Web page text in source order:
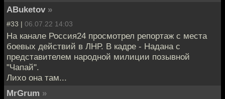
ABuketov »
#33 | 06.07.22 14:03
На канале Россия24 просмотрел репортаж с места
боевых действий в ЛНР. В кадре - Надана с
представителем народной милиции позывной
"Чапай".
Лихо она там...
MrGrum »